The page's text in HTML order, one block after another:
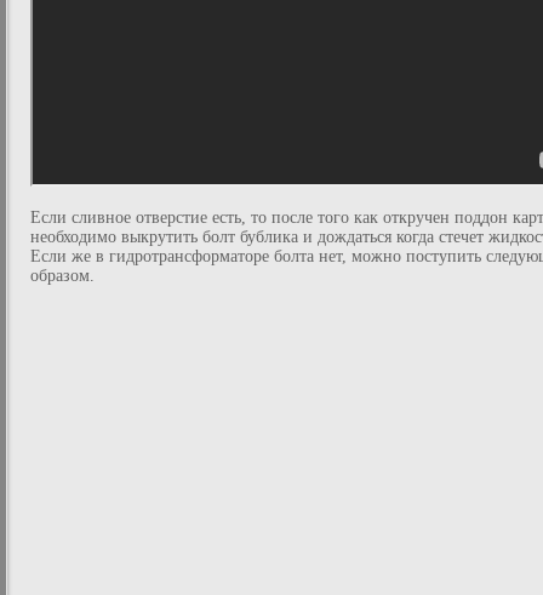
Если сливное отверстие есть, то после того как откручен поддон
необходимо выкрутить болт бублика и дождаться когда стечет
Если же в гидротрансформаторе болта нет, можно поступить
образом.